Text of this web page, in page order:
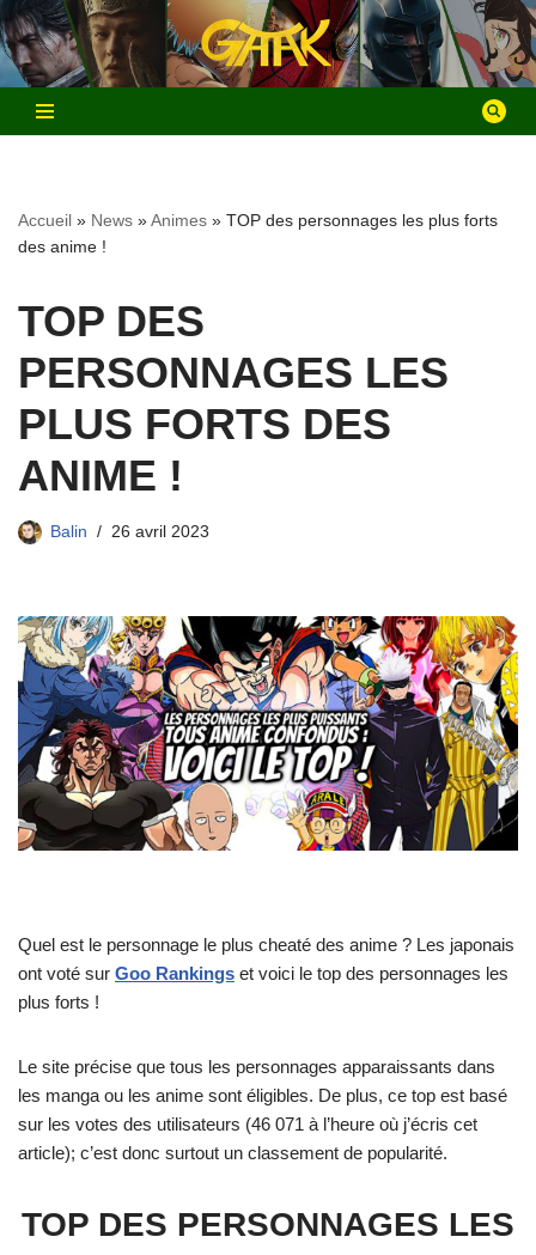
Aller
au
contenu
Accueil » News »Animes » TOP des personnages les plus forts
des anime !
TOP DES
PERSONNAGES LES
PLUS FORTS DES
ANIME !
Balin 26 avril 2023
Quel est le personnage le plus cheaté des anime ? Les japonais
ont voté sur Goo Rankings et voici le top des personnages les
plus forts !
Le site précise que tous les personnages apparaissants dans
les manga ou les anime sont éligibles. De plus, ce top est basé
sur les votes des utilisateurs (46 071 à l’heure où j’écris cet
article); c’est donc surtout un classement de popularité.
TOP DES PERSONNAGES LES